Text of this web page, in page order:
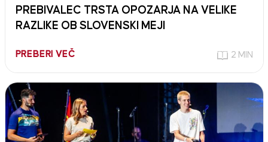
PREBIVALEC TRSTA OPOZARJA NA VELIKE
RAZLIKE OB SLOVENSKI MEJI
PREBERI VEČ 2 MIN